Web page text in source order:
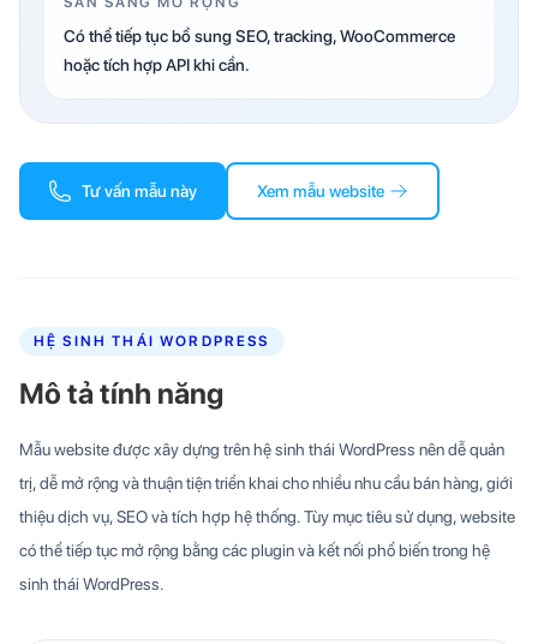
Có thể tiếp tục bổ sung SEO, tracking, WooCommerce
hoặc tích hợp API khi cần.
Tư vấn mẫu này Xem mẫu website
HỆ SINH THÁI WORDPRESS
Mô tả tính năng
Mẫu website được xây dựng trên hệ sinh thái WordPress nên dễ quản
trị, dễ mở rộng và thuận tiện triển khai cho nhiều nhu cầu bán hàng, giới
thiệu dịch vụ, SEO và tích hợp hệ thống. Tùy mục tiêu sử dụng, website
có thể tiếp tục mở rộng bằng các plugin và kết nối phổ biến trong hệ
sinh thái WordPress.